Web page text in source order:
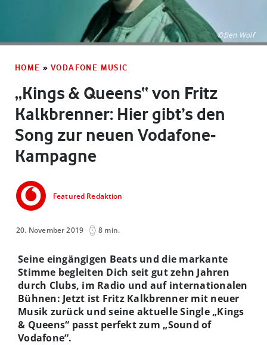
©Ben Wolf
HOME » VODAFONE MUSIC
„Kings & Queens“ von Fritz
Kalkbrenner: Hier gibt’s den
Song zur neuen Vodafone-
Kampagne
Featured Redaktion
20. November 2019 8 min.
Seine eingängigen Beats und die markante
Stimme begleiten Dich seit gut zehn Jahren
durch Clubs, im Radio und auf internationalen
Bühnen: Jetzt ist Fritz Kalkbrenner mit neuer
Musik zurück und seine aktuelle Single „Kings
& Queens“ passt perfekt zum „Sound of
Vodafone“.